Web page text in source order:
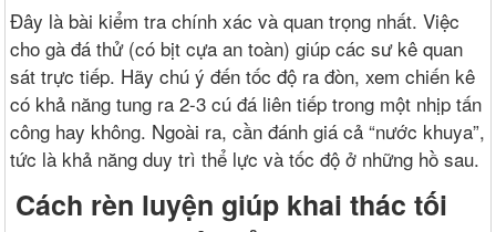
Đây là bài kiểm tra chính xác và quan trọng nhất. Việc
cho gà đá thử (có bịt cựa an toàn) giúp các sư kê quan
sát trực tiếp. Hãy chú ý đến tốc độ ra đòn, xem chiến kê
có khả năng tung ra 2-3 cú đá liên tiếp trong một nhịp tấn
công hay không. Ngoài ra, cần đánh giá cả “nước khuya”,
tức là khả năng duy trì thể lực và tốc độ ở những hồ sau.
Cách rèn luyện giúp khai thác tối